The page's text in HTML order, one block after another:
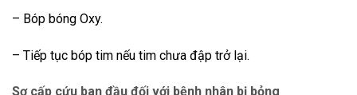
– Bóp bóng Oxy.
– Tiếp tục bóp tim nếu tim chưa đập trở lại.
Sơ cấp cứu ban đầu đối với bệnh nhân bị bỏng